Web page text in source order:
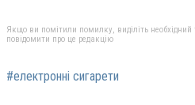
Якщо ви помітили помилку, виділіть необхідний
повідомити про це редакцію
#електронні сигарети